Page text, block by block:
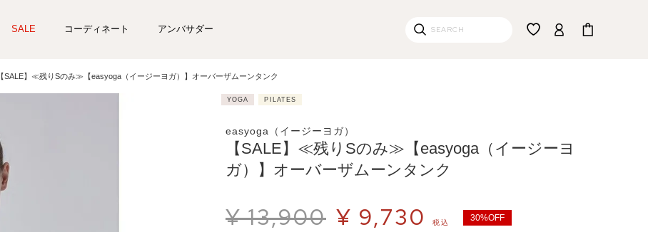
SALE コーディネート アンバサダー
【SALE】≪残りSのみ≫【easyoga（イージーヨガ）】オーバーザムーンタンク
YOGA PILATES
easyoga（イージーヨガ）
【SALE】≪残りSのみ≫【easyoga（イージーヨ
ガ）】オーバーザムーンタンク
¥ 13,900 ¥ 9,730 税込 30%OFF